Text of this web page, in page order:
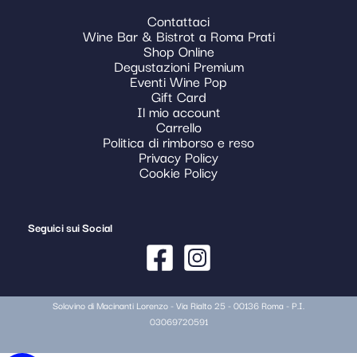
Contattaci
Wine Bar & Bistrot a Roma Prati
Shop Online
Degustazioni Premium
Eventi Wine Pop
Gift Card
Il mio account
Carrello
Politica di rimborso e reso
Privacy Policy
Cookie Policy
Seguici sui Social
Solovino di Macinanti Lorenzo - Via Rialto 25 - 00136 Roma - P.I.
03069720591